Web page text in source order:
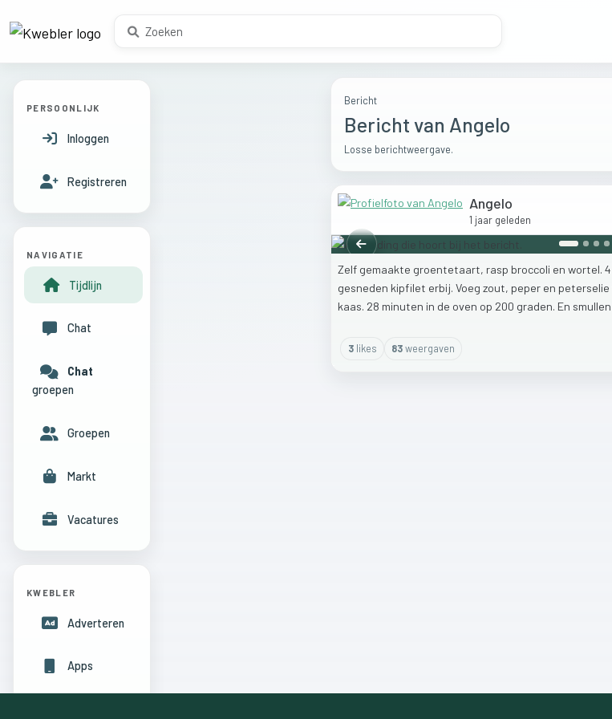
Bericht
Bericht van Angelo
Losse berichtweergave.
Angelo
1 jaar geleden
Vorige
Zelf gemaakte groentetaart, rasp broccoli en wortel. 4
gesneden kipfilet erbij. Voeg zout, peper en peterselie
kaas. 28 minuten in de oven op 200 graden. En smullen
3likes 83weergaven
PERSOONLIJK
Inloggen
Registreren
NAVIGATIE
Tijdlijn
Chat
Chat
groepen
Groepen
Markt
Vacatures
KWEBLER
Adverteren
Apps